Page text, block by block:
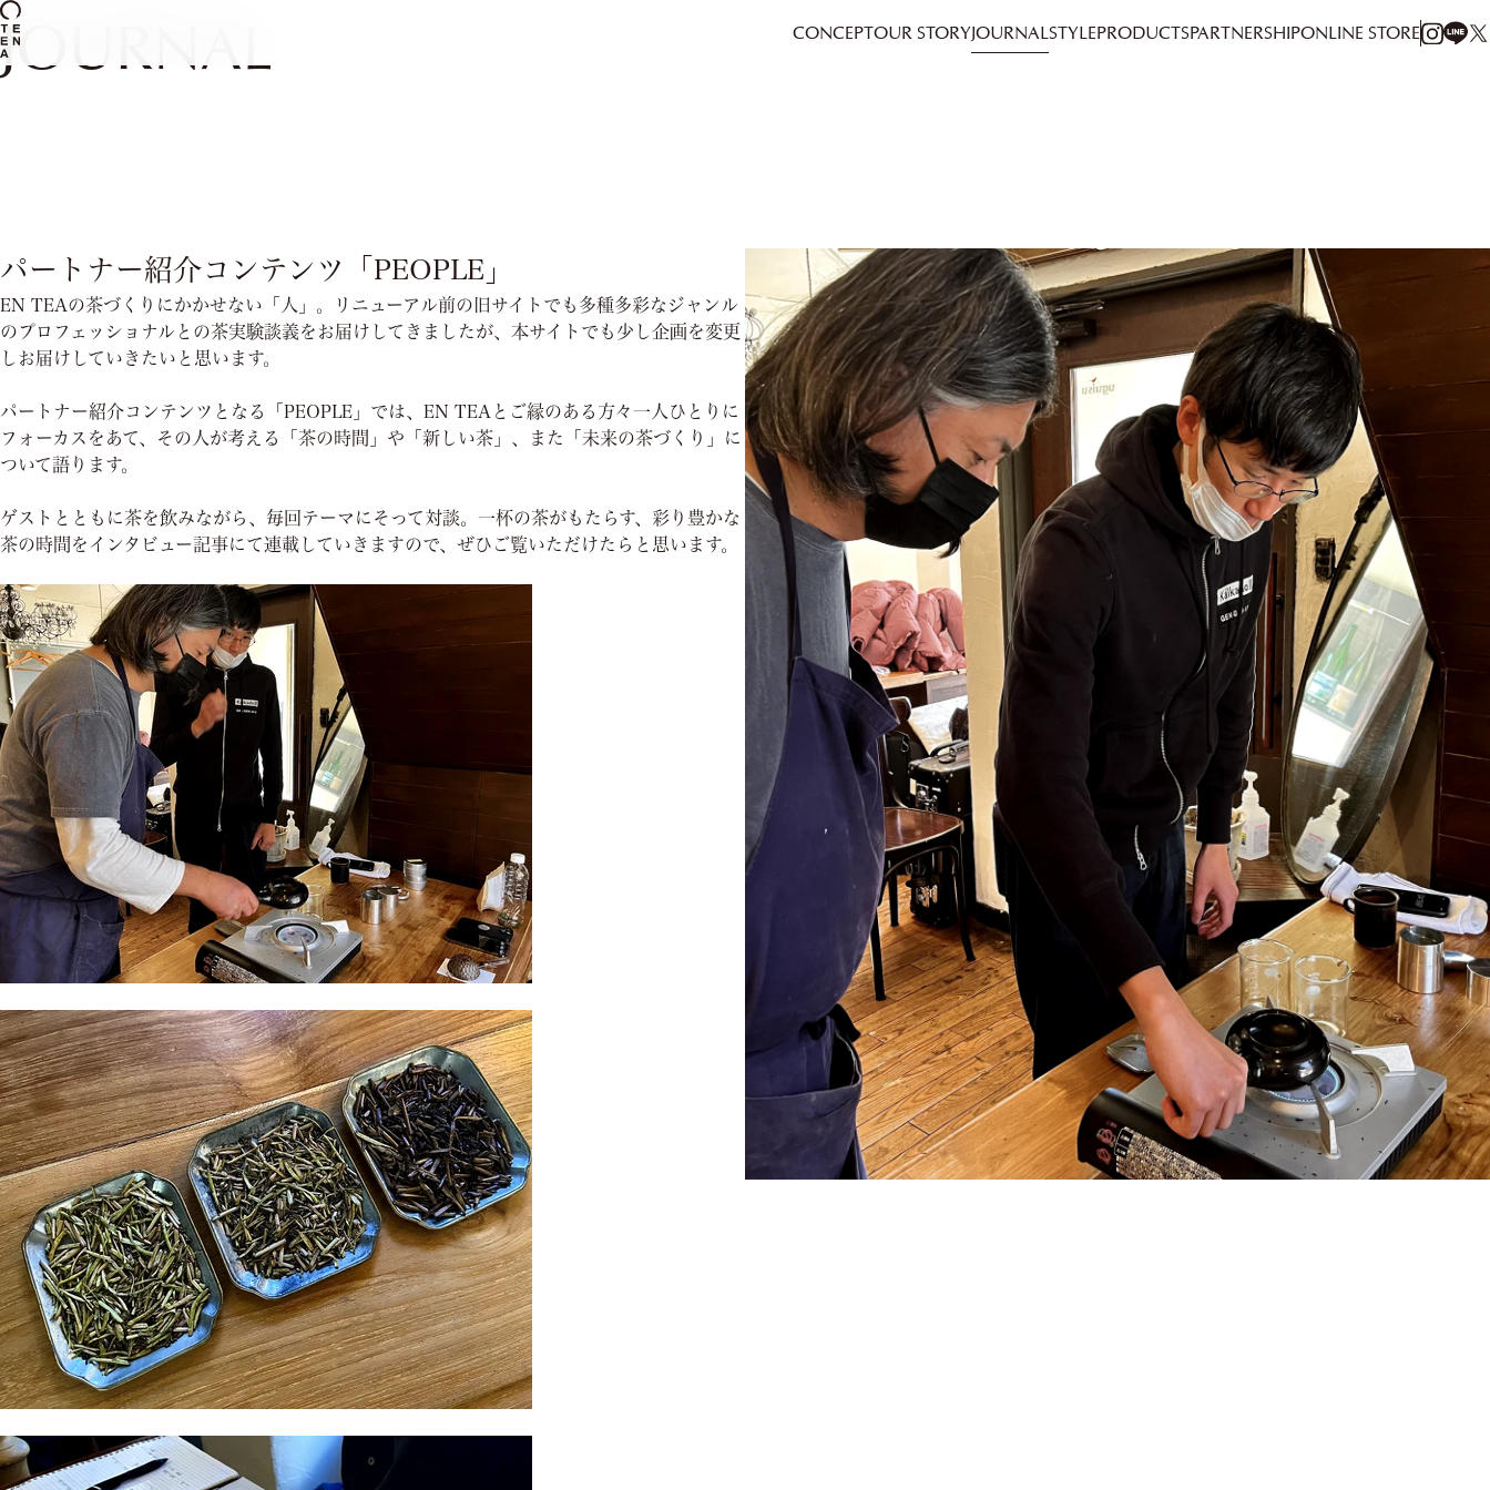
CONCEPTOUR STORYJOURNAL STYLEPRODUCTSPARTNERSHIPONLINE STORE
JOURNAL
パートナー紹介コンテンツ「PEOPLE」
EN TEAの茶づくりにかかせない「人」。リニューアル前の旧サイトでも多種多彩なジャンル
のプロフェッショナルとの茶実験談義をお届けしてきましたが、本サイトでも少し企画を変更
しお届けしていきたいと思います。
パートナー紹介コンテンツとなる「 PEOPLE 」では、 EN TEA とご縁のある方々一人ひとりに
フォーカスをあて、その人が考える「茶の時間」や「新しい茶」、また「未来の茶づくり」に
ついて語ります。
ゲストとともに茶を飲みながら、毎回テーマにそって対談。一杯の茶がもたらす、彩り豊かな
茶の時間をインタビュー記事にて連載していきますので、ぜひご覧いただけたらと思います。